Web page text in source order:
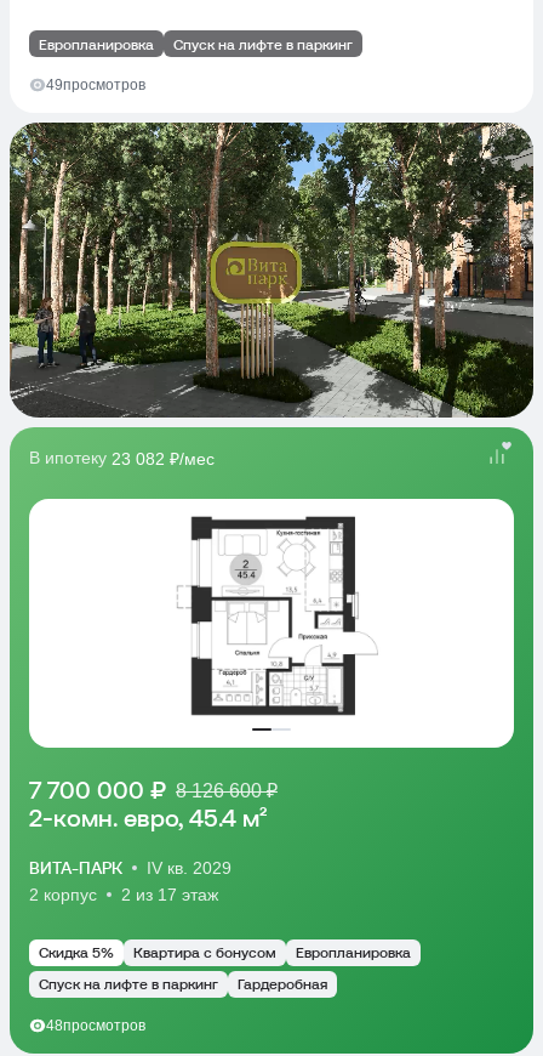
Европланировка Спуск на лифте в паркинг
49просмотров
В ипотеку 23 082 ₽/мес
7 700 000 ₽ 8 126 600 ₽
2-комн. евро, 45.4 м²
ВИТА-ПАРК
IV кв. 2029
2 корпус
2 из 17 этаж
Скидка 5% Квартира с бонусом
Европланировка
Спуск на лифте в паркинг
Гардеробная
48просмотров